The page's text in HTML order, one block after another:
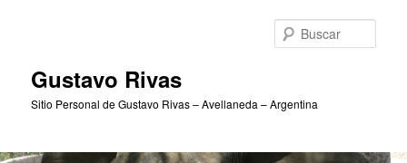
Gustavo Rivas
Sitio Personal de Gustavo Rivas – Avellaneda – Argentina